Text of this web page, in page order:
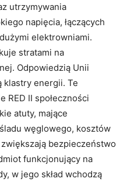
utrzymywania
napięcia, łączących
elektrowniami.
stratami na
Odpowiedzią Unii
klastry energii. Te
II społeczności
atuty, mające
węglowego, kosztów
bezpieczeństwo
funkcjonujący na
w jego skład wchodzą